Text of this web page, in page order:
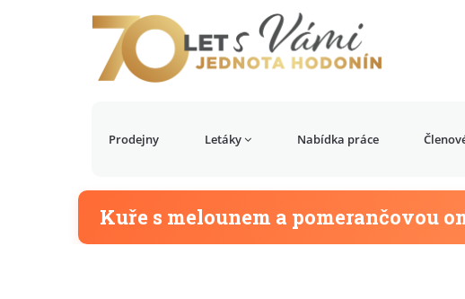
Prodejny Letáky Nabídka práce
Kuře s melounem a pomerančovou